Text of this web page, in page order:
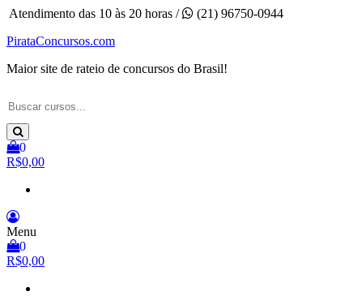
Pular
o
Atendimento das 10 às 20 horas /
(21) 96750-0944
PirataConcursos.com
Maior site de rateio de concursos do Brasil!
0
R$0,00
Menu
0
R$0,00